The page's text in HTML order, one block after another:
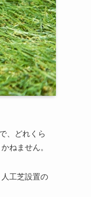
、どれくら
ねません。
工芝設置の